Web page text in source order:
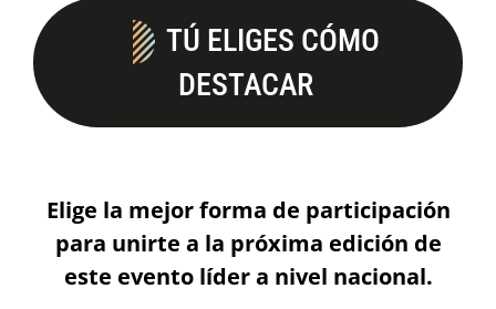
TÚ ELIGES CÓMO
DESTACAR
Elige la mejor forma de participación
para unirte a la próxima edición de
este evento líder a nivel nacional.